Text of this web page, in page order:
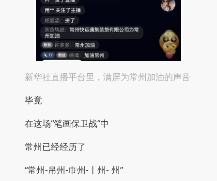
新华社直播平台里，满屏为常州加油的声音
毕竟
在这场“笔画保卫战”中
常州已经经历了
“常州-吊州-巾州-丨州- 州”